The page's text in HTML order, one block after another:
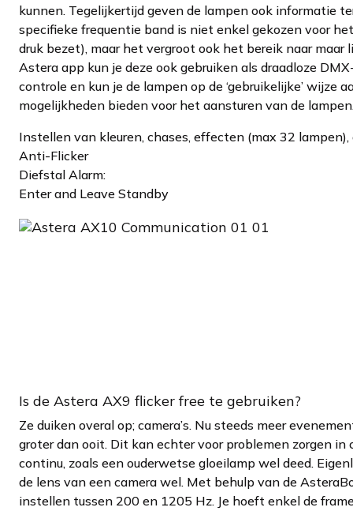
kunnen. Tegelijkertijd geven de lampen ook informatie
specifieke frequentie band is niet enkel gekozen voor
druk bezet), maar het vergroot ook het bereik naar
Astera app kun je deze ook gebruiken als draadloze
controle en kun je de lampen op de ‘gebruikelijke’
mogelijkheden bieden voor het aansturen van de
Instellen van kleuren, chases, effecten (max 32 lampen),
Anti-Flicker
Diefstal Alarm:
Enter and Leave Standby
Is de Astera AX9 flicker free te gebruiken?
Ze duiken overal op; camera’s. Nu steeds meer
groter dan ooit. Dit kan echter voor problemen zorgen
continu, zoals een ouderwetse gloeilamp wel deed.
de lens van een camera wel. Met behulp van de
instellen tussen 200 en 1205 Hz. Je hoeft enkel de